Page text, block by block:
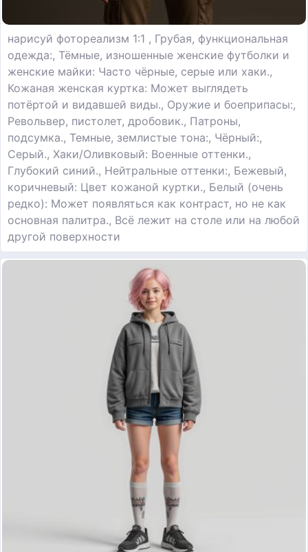
нарисуй фотореализм 1:1 , Грубая, функциональная
одежда:, Тёмные, изношенные женские футболки и
женские майки: Часто чёрные, серые или хаки.,
Кожаная женская куртка: Может выглядеть
потёртой и видавшей виды., Оружие и боеприпасы:,
Револьвер, пистолет, дробовик., Патроны,
подсумка., Темные, землистые тона:, Чёрный:,
Серый., Хаки/Оливковый: Военные оттенки.,
Глубокий синий., Нейтральные оттенки:, Бежевый,
коричневый: Цвет кожаной куртки., Белый (очень
редко): Может появляться как контраст, но не как
основная палитра., Всё лежит на столе или на любой
другой поверхности